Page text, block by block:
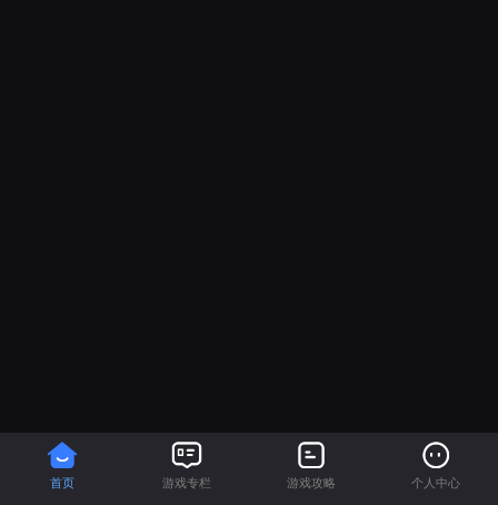
首页 游戏专栏 游戏攻略 个人中心